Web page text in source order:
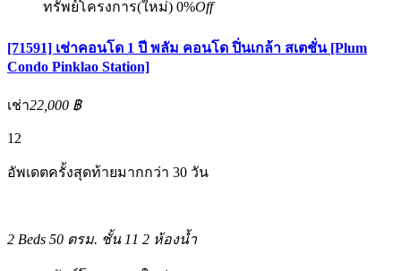
ทรัพย์โครงการ(ใหม่) 0%Off
[71591] เช่าคอนโด 1 ปี พลัม คอนโด ปิ่นเกล้า สเตชั่น [Plum
Condo Pinklao Station]
เช่า22,000 ฿
12
อัพเดตครั้งสุดท้ายมากกว่า 30 วัน
2 Beds 50 ตรม. ชั้น 11 2 ห้องน้ำ